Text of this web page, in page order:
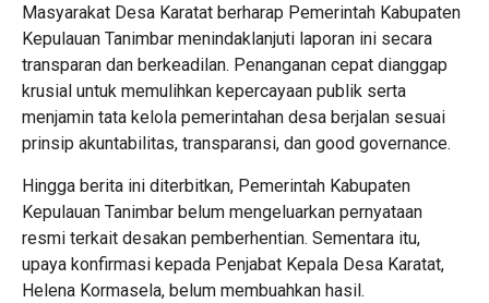
Masyarakat Desa Karatat berharap Pemerintah Kabupaten
Kepulauan Tanimbar menindaklanjuti laporan ini secara
transparan dan berkeadilan. Penanganan cepat dianggap
krusial untuk memulihkan kepercayaan publik serta
menjamin tata kelola pemerintahan desa berjalan sesuai
prinsip akuntabilitas, transparansi, dan good governance.
Hingga berita ini diterbitkan, Pemerintah Kabupaten
Kepulauan Tanimbar belum mengeluarkan pernyataan
resmi terkait desakan pemberhentian. Sementara itu,
upaya konfirmasi kepada Penjabat Kepala Desa Karatat,
Helena Kormasela, belum membuahkan hasil.